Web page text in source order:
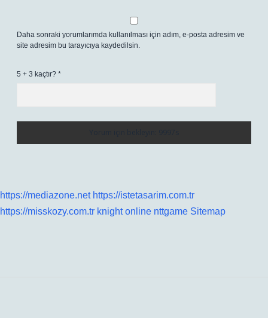
Daha sonraki yorumlarımda kullanılması için adım, e-posta adresim ve
site adresim bu tarayıcıya kaydedilsin.
5 + 3 kaçtır? *
https://mediazone.net https://istetasarim.com.tr
https://misskozy.com.tr knight online nttgame Sitemap